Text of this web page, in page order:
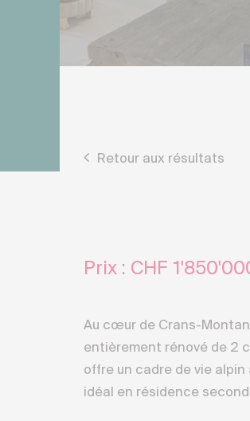
Retour aux résultats
Prix : CHF
Au cœur de Crans-
entièrement rénové de 2
offre un cadre de vie
idéal en résidence